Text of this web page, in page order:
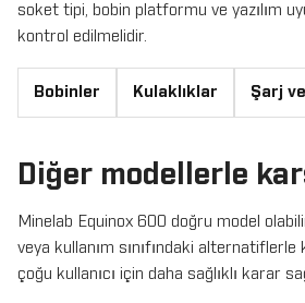
soket tipi, bobin platformu ve yazılım
kontrol edilmelidir.
Bobinler Kulaklıklar Şarj
Diğer modellerle
Minelab Equinox 600 doğru model
veya kullanım sınıfındaki alternatiflerle
çoğu kullanıcı için daha sağlıklı karar